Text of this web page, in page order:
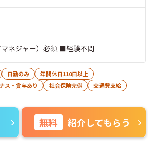
ネジャー）必須 ■経験不問
日勤のみ
年間休日110日以上
ス・賞与あり 社会保険完備
交通費支給
無料 紹介してもらう